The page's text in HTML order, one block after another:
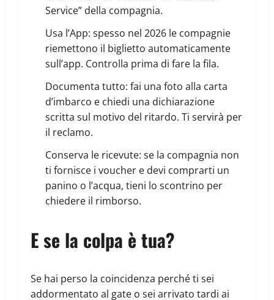
Service” della compagnia.
Usa l’App: spesso nel 2026 le compagnie
riemettono il biglietto automaticamente
sull’app. Controlla prima di fare la fila.
Documenta tutto: fai una foto alla carta
d’imbarco e chiedi una dichiarazione
scritta sul motivo del ritardo. Ti servirà per
il reclamo.
Conserva le ricevute: se la compagnia non
ti fornisce i voucher e devi comprarti un
panino o l’acqua, tieni lo scontrino per
chiedere il rimborso.
E se la colpa è tua?
Se hai perso la coincidenza perché ti sei
addormentato al gate o sei arrivato tardi ai